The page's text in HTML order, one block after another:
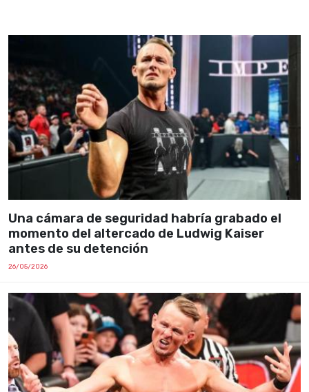
Una cámara de seguridad habría grabado el
momento del altercado de Ludwig Kaiser
antes de su detención
26/05/2026